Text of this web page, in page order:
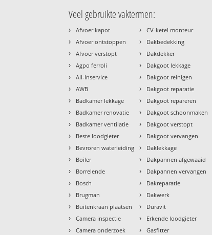
Veel gebruikte vaktermen:
› Afvoer kapot
› Afvoer ontstoppen
› Afvoer verstopt
› Agpo ferroli
› All-Inservice
› AWB
› Badkamer lekkage
› Badkamer renovatie
› Badkamer ventilatie
› Beste loodgieter
› Bevroren waterleiding
› Boiler
› Borrelende
› Bosch
› Brugman
› Buitenkraan plaatsen
› Camera inspectie
› Camera onderzoek
› CV-ketel monteur
› Dakbedekking
› Dakdekker
› Dakgoot lekkage
› Dakgoot reinigen
› Dakgoot reparatie
› Dakgoot repareren
› Dakgoot schoonmaken
› Dakgoot verstopt
› Dakgoot vervangen
› Daklekkage
› Dakpannen afgewaaid
› Dakpannen vervangen
› Dakreparatie
› Dakwerk
› Duravit
› Erkende loodgieter
› Gasfitter